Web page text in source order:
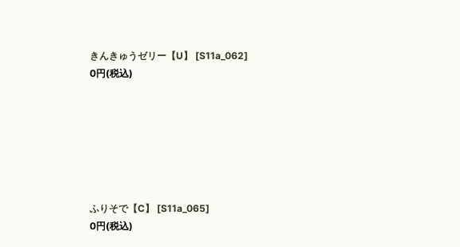
きんきゅうゼリー【U】 [S11a_062]
0円(税込)
ふりそで【C】 [S11a_065]
0円(税込)